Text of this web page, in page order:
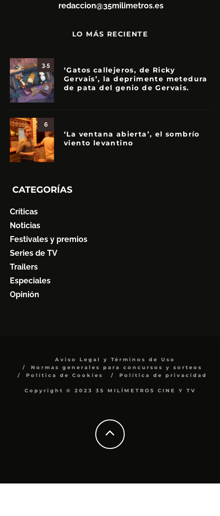
redaccion@35milimetros.es
LO MÁS RECIENTE
3.5
‘Gatos callejeros, de Ricky
Gervais’, la deprimente metedura
de pata del genio de Gervais.
6
‘La ventana abierta’, el sombrío
viento levantino
CATEGORÍAS
Críticas
Noticias
Festivales y premios
Series de TV
Trailers
Especiales
Opinión
Aviso Legal y Términos de Uso
Normas generales para concursos y sorteos
Política de Cookies
Política de privacidad
Copyright © 2023 35 MILÍMETROS CINE Y TV